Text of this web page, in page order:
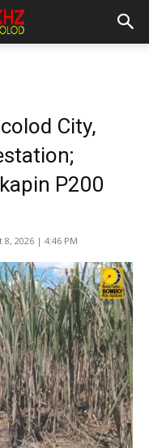
City,
P200
8, 2026 | 4:46 PM